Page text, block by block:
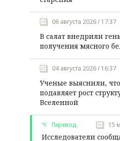
06 августа 2026 / 17:37
В салат внедрили
получения мясного
04 августа 2026 / 16:37
Ученые выяснили,
подавляет рост
Вселенной
Перевод 15
Исследователи